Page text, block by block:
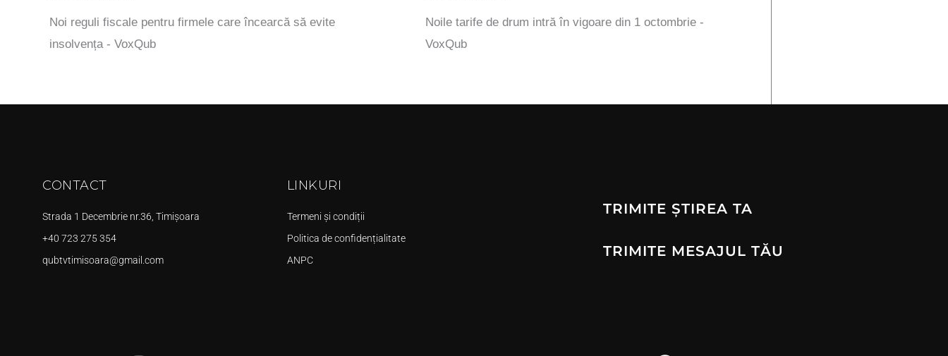
Noi reguli fiscale pentru firmele care încearcă să evite
insolvența - VoxQub
Noile tarife de drum intră în vigoare din 1 octombrie -
VoxQub
CONTACT
Strada 1 Decembrie nr.36, Timișoara
+40 723 275 354
qubtvtimisoara@gmail.com
LINKURI
Termeni și condiții
Politica de confidențialitate
ANPC
TRIMITE ȘTIREA TA
TRIMITE MESAJUL TĂU